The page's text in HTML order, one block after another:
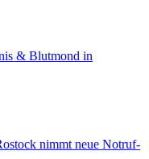
& Blutmond in
nimmt neue Notruf-